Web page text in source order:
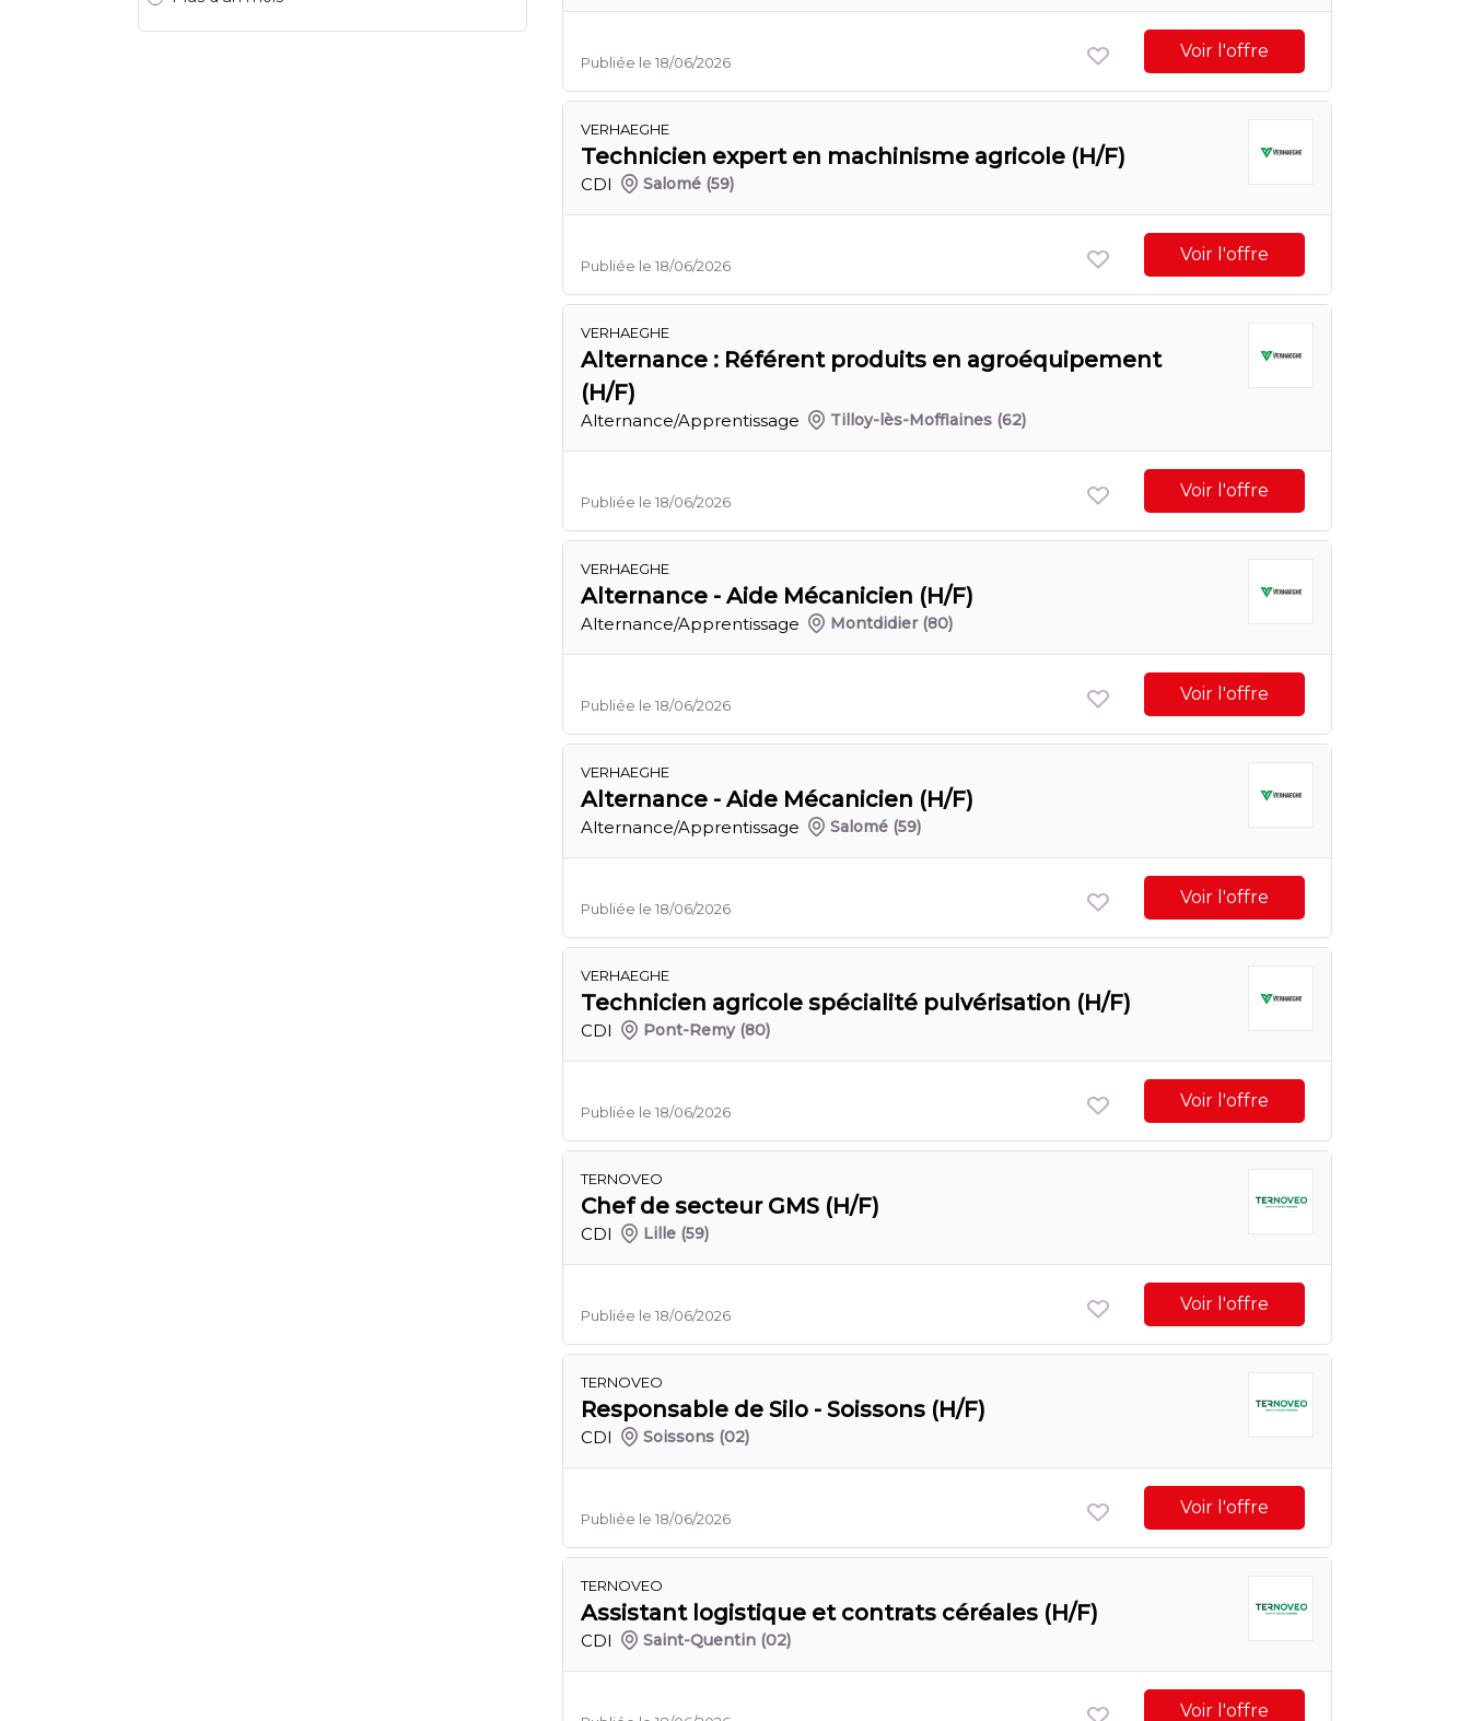
Publiée le 18/06/2026
Voir l'offre
VERHAEGHE
Technicien expert en machinisme agricole (H/F)
CDI Salomé (59)
Publiée le 18/06/2026
Voir l'offre
VERHAEGHE
Alternance : Référent produits en agroéquipement
(H/F)
Alternance/Apprentissage Tilloy-lès-Mofflaines (62)
Publiée le 18/06/2026
Voir l'offre
VERHAEGHE
Alternance - Aide Mécanicien (H/F)
Alternance/Apprentissage Montdidier (80)
Publiée le 18/06/2026
Voir l'offre
VERHAEGHE
Alternance - Aide Mécanicien (H/F)
Alternance/Apprentissage Salomé (59)
Publiée le 18/06/2026
Voir l'offre
VERHAEGHE
Technicien agricole spécialité pulvérisation (H/F)
CDI Pont-Remy (80)
Publiée le 18/06/2026
Voir l'offre
TERNOVEO
Chef de secteur GMS (H/F)
CDI Lille (59)
Publiée le 18/06/2026
Voir l'offre
TERNOVEO
Responsable de Silo - Soissons (H/F)
CDI Soissons (02)
Publiée le 18/06/2026
Voir l'offre
TERNOVEO
Assistant logistique et contrats céréales (H/F)
CDI Saint-Quentin (02)
Voir l'offre